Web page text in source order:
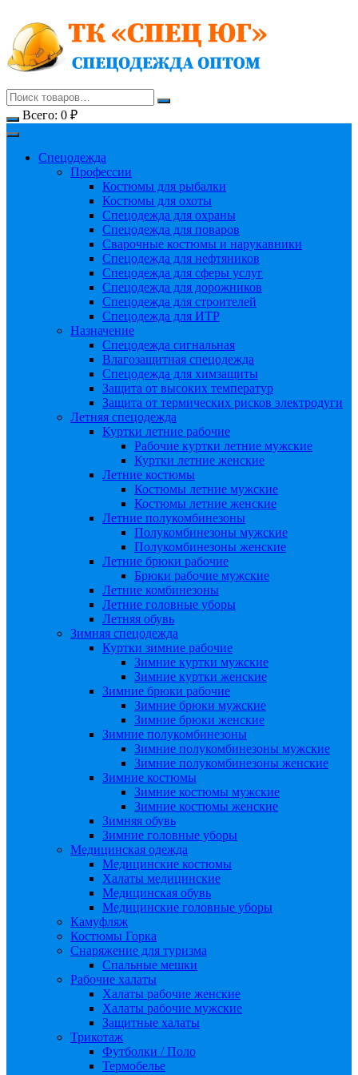
содержимому
Всего: 0 ₽
Спецодежда
Профессии
Костюмы для рыбалки
Костюмы для охоты
Спецодежда для охраны
Спецодежда для поваров
Сварочные костюмы и нарукавники
Спецодежда для нефтяников
Спецодежда для сферы услуг
Спецодежда для дорожников
Спецодежда для строителей
Спецодежда для ИТР
Назначение
Спецодежда сигнальная
Влагозащитная спецодежда
Спецодежда для химзащиты
Защита от высоких температур
Защита от термических рисков электродуги
Летняя спецодежда
Куртки летние рабочие
Рабочие куртки летние мужские
Куртки летние женские
Летние костюмы
Костюмы летние мужские
Костюмы летние женские
Летние полукомбинезоны
Полукомбинезоны мужские
Полукомбинезоны женские
Летние брюки рабочие
Брюки рабочие мужские
Летние комбинезоны
Летние головные уборы
Летняя обувь
Зимняя спецодежда
Куртки зимние рабочие
Зимние куртки мужские
Зимние куртки женские
Зимние брюки рабочие
Зимние брюки мужские
Зимние брюки женские
Зимние полукомбинезоны
Зимние полукомбинезоны мужские
Зимние полукомбинезоны женские
Зимние костюмы
Зимние костюмы мужские
Зимние костюмы женские
Зимняя обувь
Зимние головные уборы
Медицинская одежда
Медицинские костюмы
Халаты медицинские
Медицинская обувь
Медицинские головные уборы
Камуфляж
Костюмы Горка
Снаряжение для туризма
Спальные мешки
Рабочие халаты
Халаты рабочие женские
Халаты рабочие мужские
Защитные халаты
Трикотаж
Футболки / Поло
Термобелье